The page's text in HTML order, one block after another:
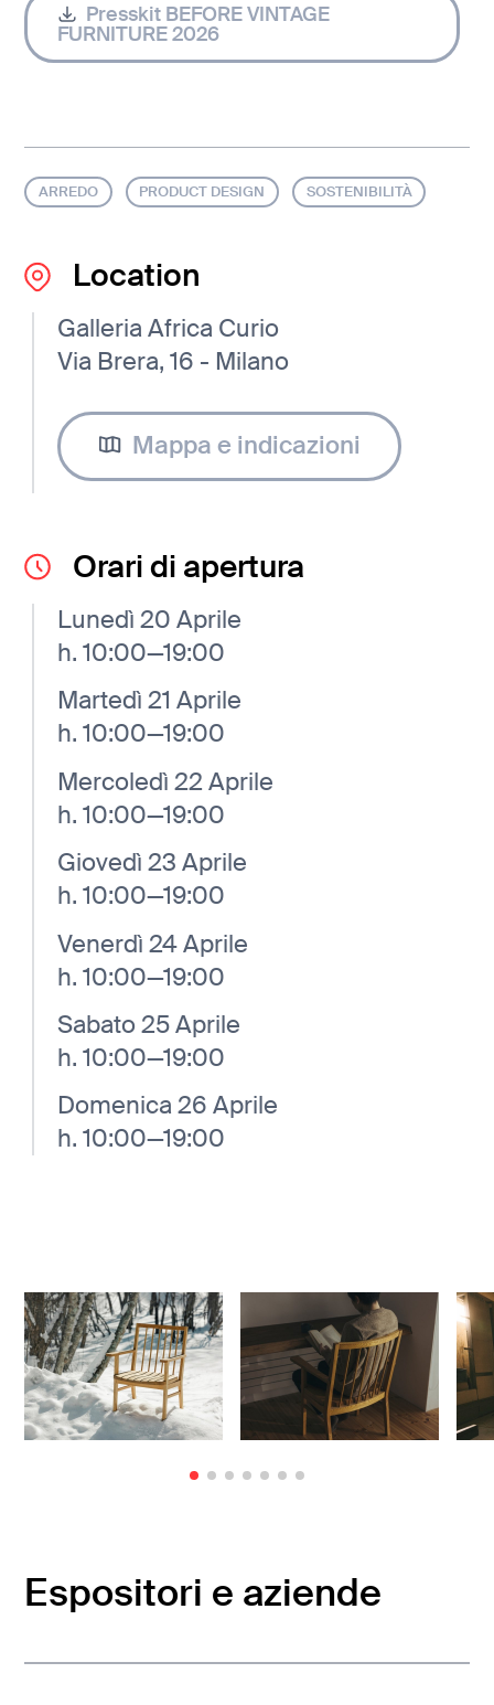
Presskit BEFORE VINTAGE
FURNITURE 2026
ARREDO PRODUCT DESIGN SOSTENIBILITÀ
Location
Galleria Africa Curio
Via Brera, 16 - Milano
Mappa e indicazioni
Orari di apertura
Lunedì 20 Aprile
h. 10:00—19:00
Martedì 21 Aprile
h. 10:00—19:00
Mercoledì 22 Aprile
h. 10:00—19:00
Giovedì 23 Aprile
h. 10:00—19:00
Venerdì 24 Aprile
h. 10:00—19:00
Sabato 25 Aprile
h. 10:00—19:00
Domenica 26 Aprile
h. 10:00—19:00
Espositori e aziende